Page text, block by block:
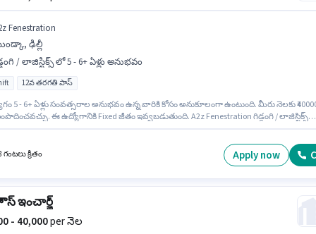
Fenestration
ఢిల్లీ
/ లాజిస్టిక్స్ లో 5 - 6+ ఏళ్లు అనుభవం
12వ తరగతి పాస్
5 - 6+ ఏళ్లు సంవత్సరాల అనుభవం ఉన్న వారికి కోసం అనుకూలంగా ఉంటుంది. మీరు నెలకు
ఈ ఉద్యోగానికి Fixed జీతం ఇవ్వబడుతుంది. A2z Fenestration గిడ్డంగి / లాజిస్టిక్స్
అభ్యర్థులు తప్పనిసరిగా 12వ తరగతి పాస్ డిగ్రీ/సర్టిఫికెట్ కలిగి ఉండాలి.
గంటలు క్రితం Apply now
ఇంచార్జ్
- 40,000per నెల